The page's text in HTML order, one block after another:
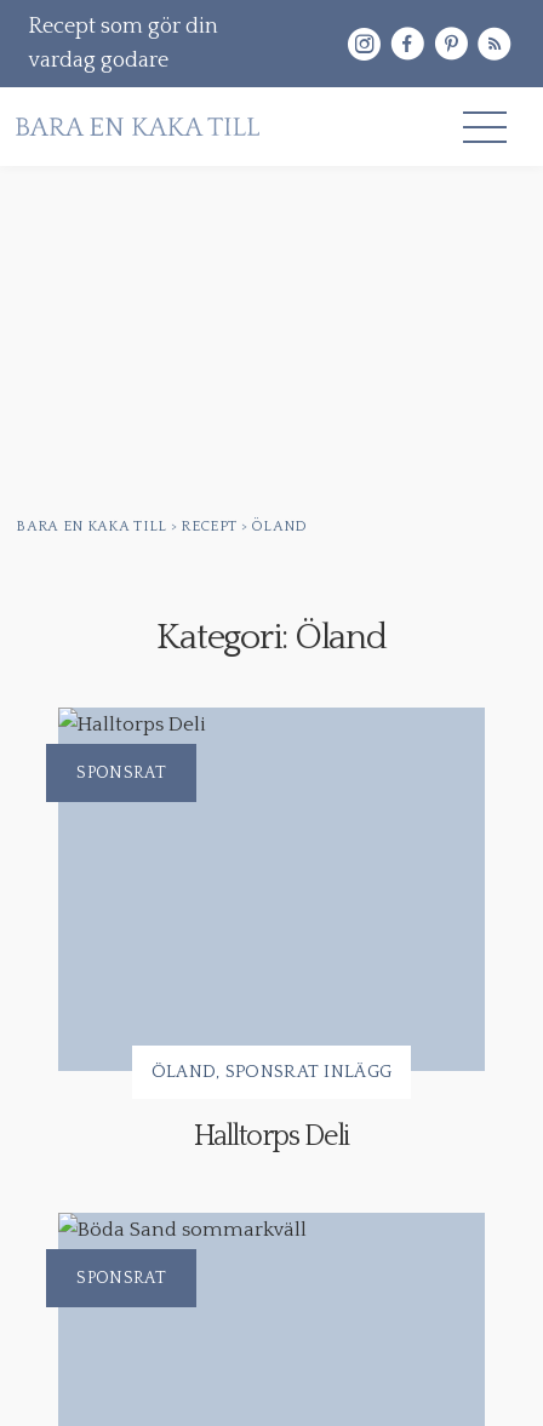
Recept som gör din
vardag godare
BARA EN KAKA TILL > RECEPT > ÖLAND
Kategori: Öland
SPONSRAT
ÖLAND SPONSRAT INLÄGG
Halltorps Deli
SPONSRAT